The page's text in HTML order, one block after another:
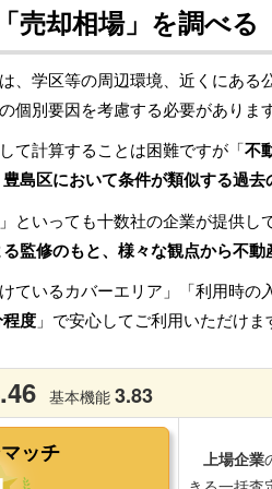
売却相場」を調べる
、学区等の周辺環境、近くにあ
別要因を考慮する必要があります
て計算することは困難ですが「不
豊島区において条件が類似する過
」といっても十数社の企業が提供
監修のもと、様々な観点から不
ているカバーエリア」「利用時
程度 」で安心してご利用いただけま